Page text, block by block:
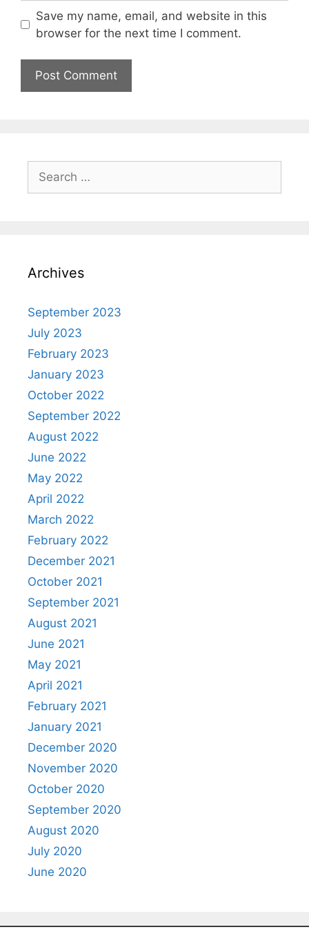
Save my name, email, and website in this
browser for the next time I comment.
Archives
September 2023
July 2023
February 2023
January 2023
October 2022
September 2022
August 2022
June 2022
May 2022
April 2022
March 2022
February 2022
December 2021
October 2021
September 2021
August 2021
June 2021
May 2021
April 2021
February 2021
January 2021
December 2020
November 2020
October 2020
September 2020
August 2020
July 2020
June 2020